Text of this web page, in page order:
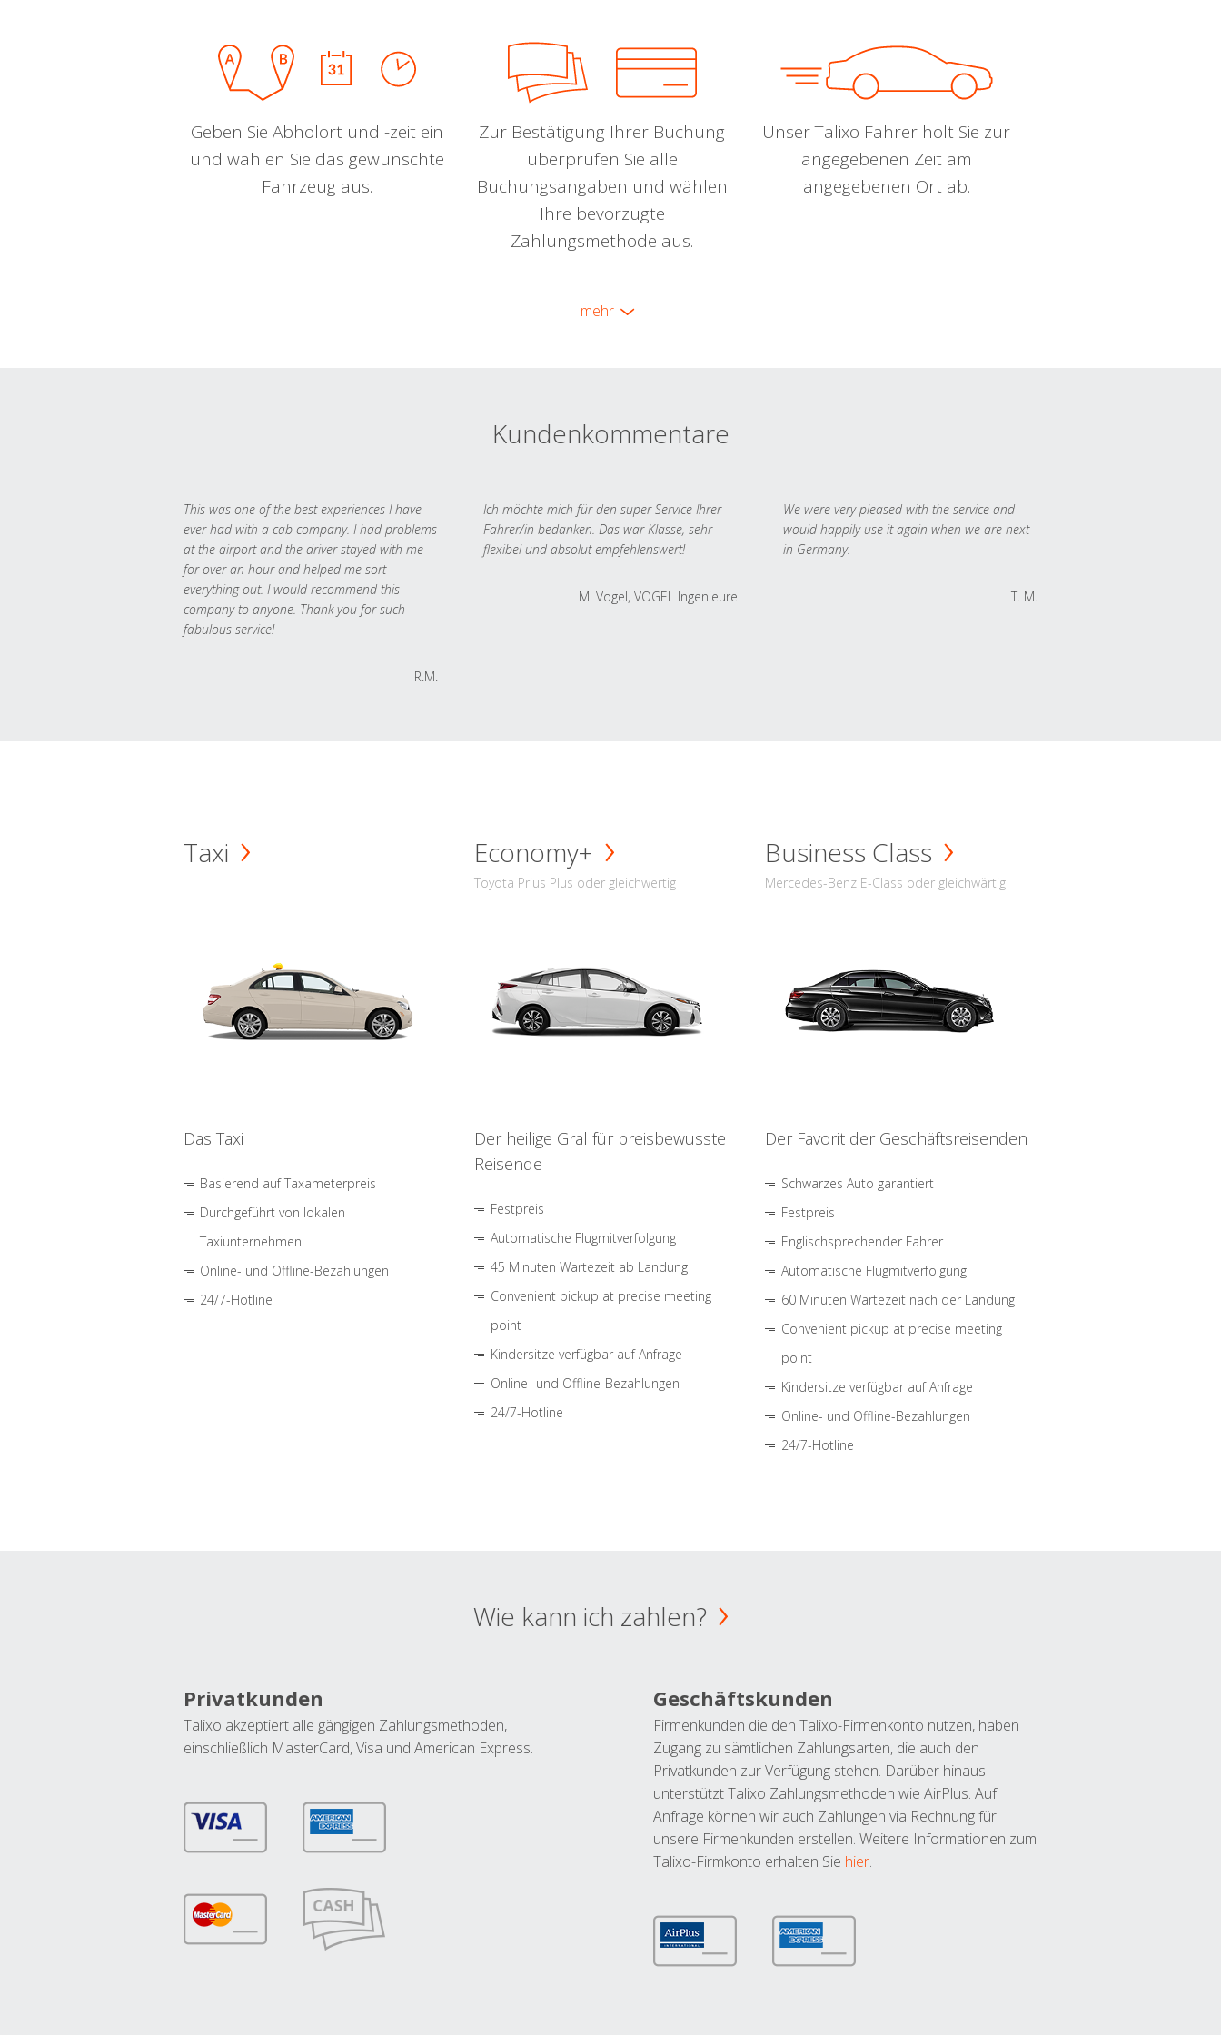
Geben Sie Abholort und -zeit ein
und wählen Sie das gewünschte
Fahrzeug aus.
Zur Bestätigung Ihrer Buchung
überprüfen Sie alle
Buchungsangaben und wählen
Ihre bevorzugte
Zahlungsmethode aus.
Unser Talixo Fahrer holt Sie zur
angegebenen Zeit am
angegebenen Ort ab.
mehr
Kundenkommentare
This was one of the best experiences I have
ever had with a cab company. I had problems
at the airport and the driver stayed with me
for over an hour and helped me sort
everything out. I would recommend this
company to anyone. Thank you for such
fabulous service!
R.M.
Ich möchte mich für den super Service Ihrer
Fahrer/in bedanken. Das war Klasse, sehr
flexibel und absolut empfehlenswert!
M. Vogel, VOGEL Ingenieure
We were very pleased with the service and
would happily use it again when we are next
in Germany.
T. M.
Taxi
Das Taxi
Basierend auf Taxameterpreis
Durchgeführt von lokalen
Taxiunternehmen
Online- und Offline-Bezahlungen
24/7-Hotline
Economy+
Toyota Prius Plus oder gleichwertig
Der heilige Gral für preisbewusste
Reisende
Festpreis
Automatische Flugmitverfolgung
45 Minuten Wartezeit ab Landung
Convenient pickup at precise meeting
point
Kindersitze verfügbar auf Anfrage
Online- und Offline-Bezahlungen
24/7-Hotline
Business Class
Mercedes-Benz E-Class oder gleichwärtig
Der Favorit der Geschäftsreisenden
Schwarzes Auto garantiert
Festpreis
Englischsprechender Fahrer
Automatische Flugmitverfolgung
60 Minuten Wartezeit nach der Landung
Convenient pickup at precise meeting
point
Kindersitze verfügbar auf Anfrage
Online- und Offline-Bezahlungen
24/7-Hotline
Wie kann ich zahlen?
Privatkunden
Talixo akzeptiert alle gängigen Zahlungsmethoden,
einschließlich MasterCard, Visa und American Express.
Geschäftskunden
Firmenkunden die den Talixo-Firmenkonto nutzen, haben
Zugang zu sämtlichen Zahlungsarten, die auch den
Privatkunden zur Verfügung stehen. Darüber hinaus
unterstützt Talixo Zahlungsmethoden wie AirPlus. Auf
Anfrage können wir auch Zahlungen via Rechnung für
unsere Firmenkunden erstellen. Weitere Informationen zum
Talixo-Firmkonto erhalten Sie hier.